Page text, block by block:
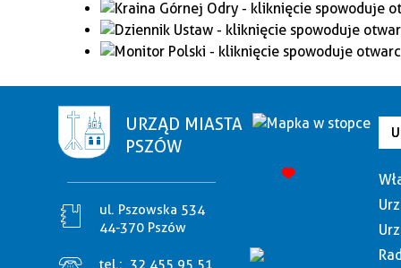
URZĄD MIASTA
PSZÓW
ul. Pszowska 534
44-370 Pszów
tel.: 32 455 95 51